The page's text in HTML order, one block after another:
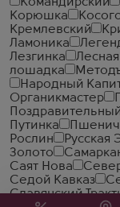
Корюшка
Кремлевский
Ламоника
Лезгинка
лошадка
Народный
Органикмастер
Поздравительный
Путинка
Рослин
Русская
Золото
Саят Нова
Седой Кавказ
Славянский